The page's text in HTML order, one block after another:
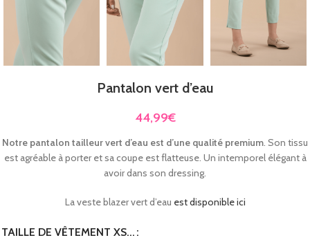
Pantalon vert d’eau
44,99€
Notre pantalon tailleur vert d’eau est d’une qualité premium. Son tissu
est agréable à porter et sa coupe est flatteuse. Un intemporel élégant à
avoir dans son dressing.
La veste blazer vert d’eau est disponible ici
TAILLE DE VÊTEMENT XS...